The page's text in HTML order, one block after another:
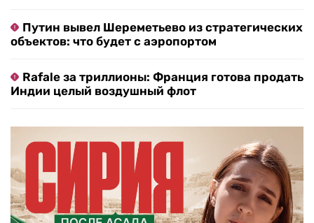
Путин вывел Шереметьево из стратегических
объектов: что будет с аэропортом
Rafale за триллионы: Франция готова продать
Индии целый воздушный флот